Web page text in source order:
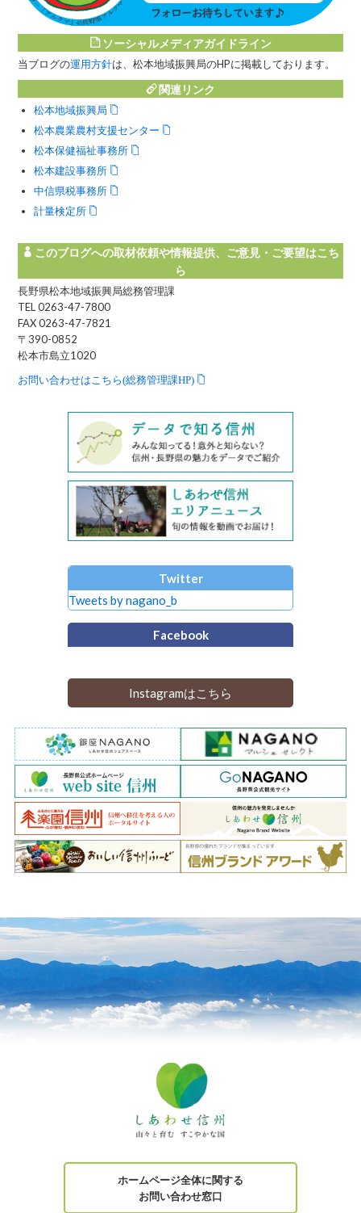
ソーシャルメディアガイドライン
当ブログの運用方針は、松本地域振興局のHPに掲載しております。
関連リンク
松本地域振興局
松本農業農村支援センター
松本保健福祉事務所
松本建設事務所
中信県税事務所
計量検定所
このブログへの取材依頼や情報提供、ご意見・ご要望はこち
ら
長野県松本地域振興局総務管理課
TEL 0263-47-7800
FAX 0263-47-7821
〒390-0852
松本市島立1020
お問い合わせはこちら(総務管理課HP)
Twitter
Tweets by nagano_b
Facebook
Instagramはこちら
ホームページ全体に関する
お問い合わせ窓口